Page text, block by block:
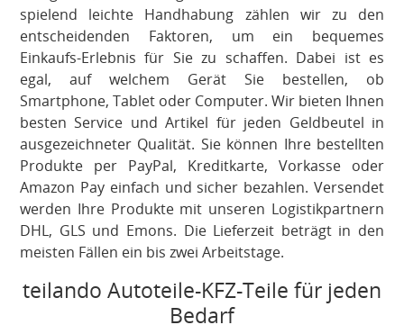
spielend leichte Handhabung zählen wir zu den
entscheidenden Faktoren, um ein bequemes
Einkaufs-Erlebnis für Sie zu schaffen. Dabei ist es
egal, auf welchem Gerät Sie bestellen, ob
Smartphone, Tablet oder Computer. Wir bieten Ihnen
besten Service und Artikel für jeden Geldbeutel in
ausgezeichneter Qualität. Sie können Ihre bestellten
Produkte per PayPal, Kreditkarte, Vorkasse oder
Amazon Pay einfach und sicher bezahlen. Versendet
werden Ihre Produkte mit unseren Logistikpartnern
DHL, GLS und Emons. Die Lieferzeit beträgt in den
meisten Fällen ein bis zwei Arbeitstage.
teilando Autoteile-KFZ-Teile für jeden
Bedarf